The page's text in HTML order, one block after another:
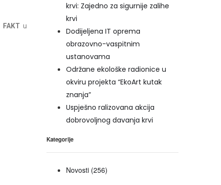
FAKT u
krvi: Zajedno za sigurnije zalihe
krvi
Dodijeljena IT oprema
obrazovno-vaspitnim
ustanovama
Održane ekološke radionice u
okviru projekta “EkoArt kutak
znanja”
Uspješno ralizovana akcija
dobrovoljnog davanja krvi
Kategorije
Novosti (256)